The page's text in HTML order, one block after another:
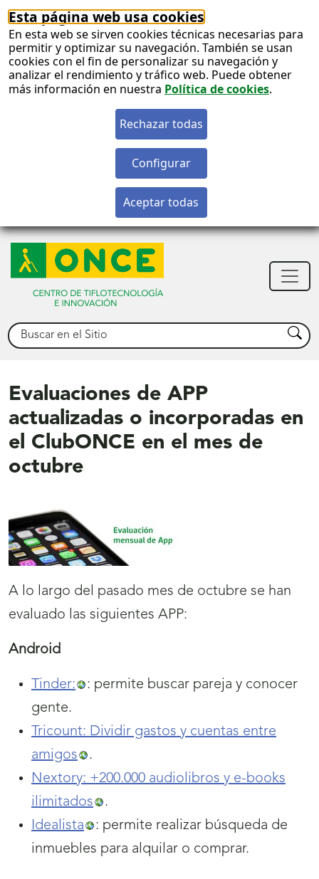
Esta página web usa cookies
En esta web se sirven cookies técnicas necesarias para
permitir y optimizar su navegación. También se usan
cookies con el fin de personalizar su navegación y
analizar el rendimiento y tráfico web. Puede obtener
más información en nuestra Política de cookies.
Buscar Buscar
Evaluaciones de APP
actualizadas o incorporadas en
el ClubONCE en el mes de
octubre
A lo largo del pasado mes de octubre se han
evaluado las siguientes APP:
Android
Tinder:
: permite buscar pareja y conocer
gente.
Tricount: Dividir gastos y cuentas entre
amigos
.
Nextory: +200.000 audiolibros y e-books
ilimitados
.
Idealista
: permite realizar búsqueda de
inmuebles para alquilar o comprar.